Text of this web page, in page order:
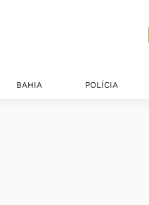
BAHIA POLÍCIA